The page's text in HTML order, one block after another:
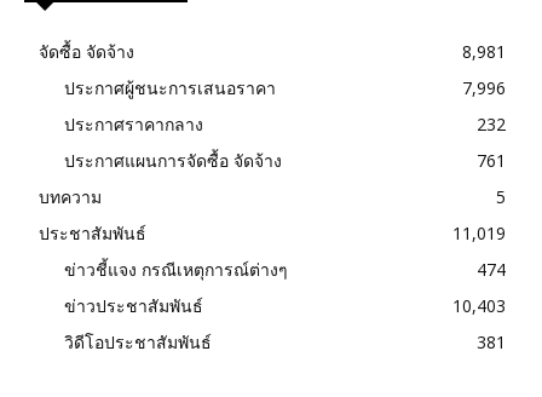
จัดซื้อ จัดจ้าง
8,981
ประกาศผู้ชนะการเสนอราคา
7,996
ประกาศราคากลาง
232
ประกาศแผนการจัดซื้อ จัดจ้าง
761
บทความ
5
ประชาสัมพันธ์
11,019
ข่าวชี้แจง กรณีเหตุการณ์ต่างๆ
474
ข่าวประชาสัมพันธ์
10,403
วิดีโอประชาสัมพันธ์
381